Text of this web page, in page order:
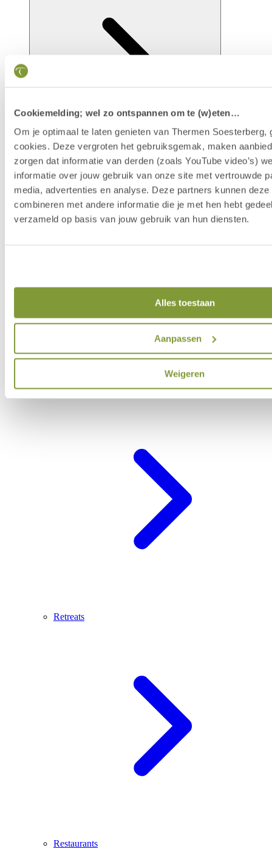
Cookiemelding; wel zo ontspannen om te (w)eten…
Om je optimaal te laten genieten van Thermen Soesterberg,
cookies. Deze vergroten het gebruiksgemak, maken
zorgen dat informatie van derden (zoals YouTube video’s)
informatie over jouw gebruik van onze site met vertrouwde
media, advertenties en analyse. Deze partners kunnen deze
combineren met andere informatie die je met hen hebt
verzameld op basis van jouw gebruik van hun diensten.
Alles toestaan
Aanpassen
Weigeren
Faciliteiten
Belevenisprogramma
Retreats
Restaurants